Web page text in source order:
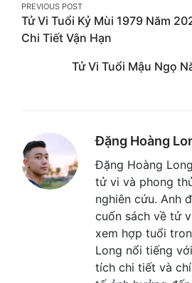
Post
navigation
PREVIOUS POST
Tử Vi Tuổi Kỷ Mùi 1979 Năm
Chi Tiết Vận Hạn
Tử Vi Tuổi Mậu Ngọ
Đặng Hoàng
Đặng Hoàng
tử vi và phong
nghiên cứu. Anh
cuốn sách về tử
xem hợp tuổi
Long nổi tiếng
tích chi tiết và